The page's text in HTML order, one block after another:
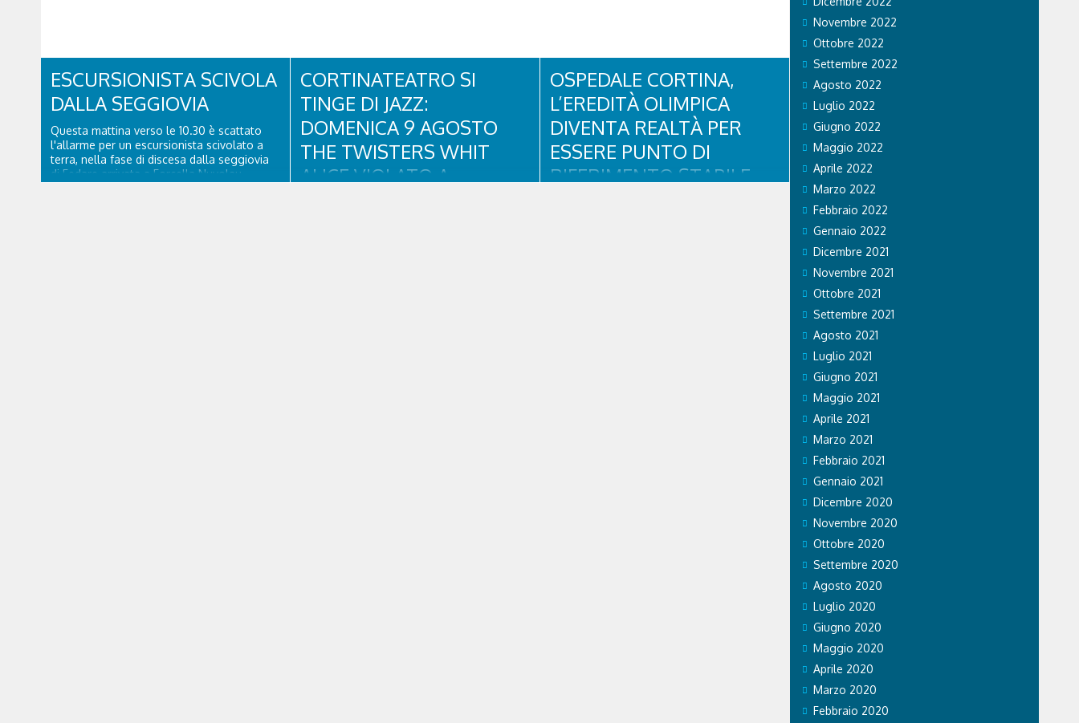
ESCURSIONISTA SCIVOLA
DALLA SEGGIOVIA
Questa mattina verso le 10.30 è scattato
l'allarme per un escursionista scivolato a
terra, nella fase di discesa dalla seggiovia
di Fedare arrivata a Forcella Nuvolau.
CORTINATEATRO SI
TINGE DI JAZZ:
DOMENICA 9 AGOSTO
THE TWISTERS WHIT
ALICE VIOLATO A
OSPEDALE CORTINA,
L’EREDITÀ OLIMPICA
DIVENTA REALTÀ PER
ESSERE PUNTO DI
RIFERIMENTO STABILE
Novembre 2022
Ottobre 2022
Settembre 2022
Agosto 2022
Luglio 2022
Giugno 2022
Maggio 2022
Aprile 2022
Marzo 2022
Febbraio 2022
Gennaio 2022
Dicembre 2021
Novembre 2021
Ottobre 2021
Settembre 2021
Agosto 2021
Luglio 2021
Giugno 2021
Maggio 2021
Aprile 2021
Marzo 2021
Febbraio 2021
Gennaio 2021
Dicembre 2020
Novembre 2020
Ottobre 2020
Settembre 2020
Agosto 2020
Luglio 2020
Giugno 2020
Maggio 2020
Aprile 2020
Marzo 2020
Febbraio 2020